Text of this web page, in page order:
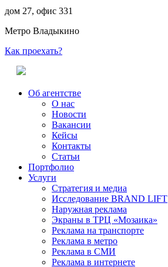
дом 27, офис 331
Метро Владыкино
Как проехать?
Об агентстве
О нас
Новости
Вакансии
Кейсы
Контакты
Статьи
Портфолио
Услуги
Стратегия и медиа
Исследование BRAND LIFT
Наружная реклама
Экраны в ТРЦ «Мозаика»
Реклама на транспорте
Реклама в метро
Реклама в СМИ
Реклама в интернете